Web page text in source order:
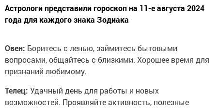
Астрологи представили гороскоп на 11-е августа 2024
года для каждого знака Зодиака
Овен: Боритесь с ленью, займитесь бытовыми
вопросами, общайтесь с близкими. Хорошее время для
признаний любимому.
Телец: Удачный день для работы и новых
возможностей. Проявляйте активность, полезные